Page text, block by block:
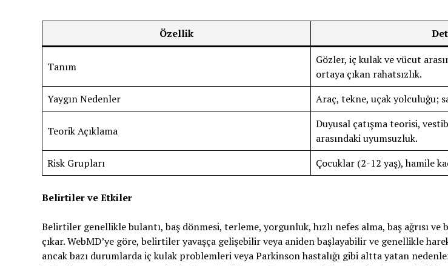
Özellik
Tanım
Gözler, iç kulak ve vücut
ortaya çıkan rahatsızlık.
Yaygın Nedenler
Araç, tekne, uçak yolculuğu;
Teorik Açıklama
Duyusal çatışma teorisi,
arasındaki uyumsuzluk.
Risk Grupları
Çocuklar (2-12 yaş), hamile
Belirtiler ve Etkiler
Belirtiler genellikle bulantı, baş dönmesi, terleme, yorgunluk, hızlı nefes alma, baş ağrısı ve
çıkar. WebMD’ye göre, belirtiler yavaşça gelişebilir veya aniden başlayabilir ve genellikle
ancak bazı durumlarda iç kulak problemleri veya Parkinson hastalığı gibi altta yatan